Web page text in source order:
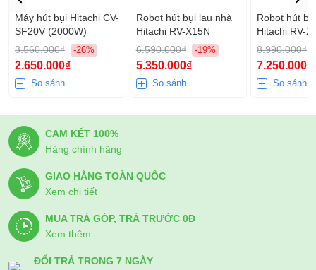
đầu hút chuyên biệt, có chức năng thổi bụi, bộ lọc tiêu chuẩn
lọc sạch bụi bẩn. Là sản phẩm đáng cân nhắc khi bạn muốn
dọn dẹp ở những khu vực có diện tích lớn.
Máy hút bụi Hitachi CV-
SF20V (2000W)
3.560.000₫
-26%
2.650.000₫
So sánh
Robot hút bụi lau nhà
Hitachi RV-X15N
6.590.000₫
-19%
5.350.000₫
So sánh
Robot hút
Hitachi RV-
8.990.000₫
7.250.000₫
So sánh
CAM KẾT 100%
Hàng chính hãng
GIAO HÀNG TOÀN QUỐC
Xem chi tiết
MUA TRẢ GÓP, TRẢ TRƯỚC 0Đ
Xem thêm
ĐỔI TRẢ TRONG 7 NGÀY